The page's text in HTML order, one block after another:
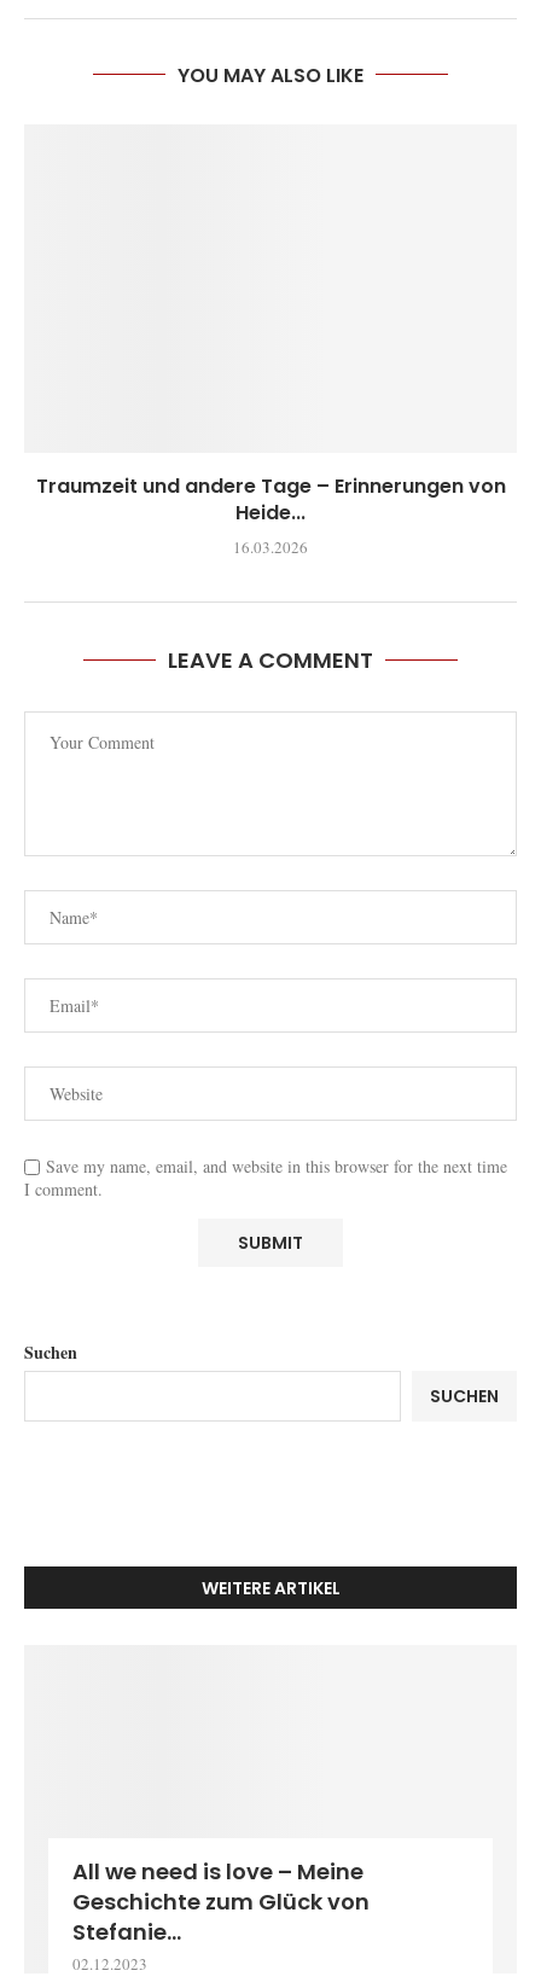
YOU MAY ALSO LIKE
Traumzeit und andere Tage – Erinnerungen von
Heide...
16.03.2026
LEAVE A COMMENT
Save my name, email, and website in this browser for the next time
I comment.
Suchen
SUCHEN
WEITERE ARTIKEL
All we need is love – Meine
Geschichte zum Glück von
Stefanie...
02.12.2023